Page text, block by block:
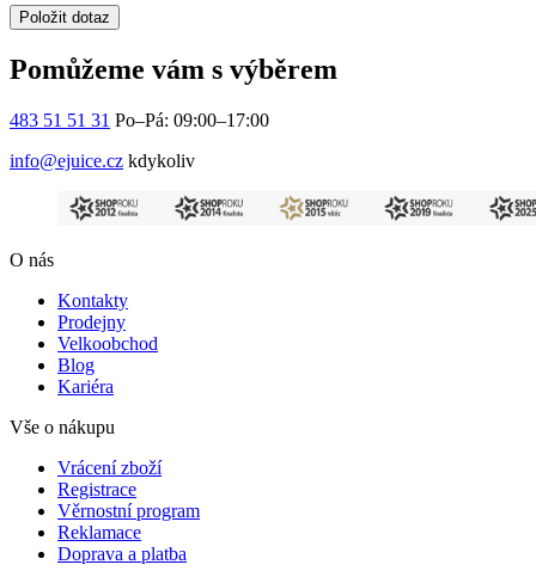
Položit dotaz
Pomůžeme vám s výběrem
483 51 51 31 Po–Pá: 09:00–17:00
info@ejuice.cz kdykoliv
O nás
Kontakty
Prodejny
Velkoobchod
Blog
Kariéra
Vše o nákupu
Vrácení zboží
Registrace
Věrnostní program
Reklamace
Doprava a platba